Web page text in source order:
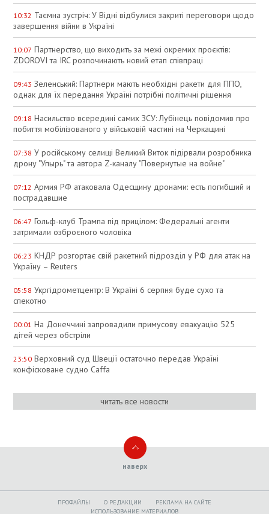
10:32 Таємна зустріч: У Відні відбулися закриті переговори щодо
завершення війни в Україні
10:07 Партнерство, що виходить за межі окремих проєктів:
ZDOROVI та IRC розпочинають новий етап співпраці
09:43 Зеленський: Партнери мають необхідні ракети для ППО,
однак для їх передання Україні потрібні політичні рішення
09:18 Насильство всередині самих ЗСУ: Лубінець повідомив про
побиття мобілізованого у військовій частині на Черкащині
07:38 У російському селищі Великий Виток підірвали розробника
дрону "Упырь" та автора Z-каналу "Повернутые на войне"
07:12 Армия РФ атаковала Одесщину дронами: есть погибший и
пострадавшие
06:47 Гольф-клуб Трампа під прицілом: Федеральні агенти
затримали озброєного чоловіка
06:23 КНДР розгортає свій ракетний підрозділ у РФ для атак на
Україну – Reuters
05:58 Укргідрометцентр: В Україні 6 серпня буде сухо та
спекотно
00:01 На Донеччині запровадили примусову евакуацію 525
дітей через обстріли
23:50 Верховний суд Швеції остаточно передав Україні
конфісковане судно Caffa
читать все новости
наверх
ПРОФАЙЛЫ O РЕДАКЦИИ
РЕКЛАМА НА САЙТЕ
ИСПОЛЬЗОВАНИЕ МАТЕРИАЛОВ